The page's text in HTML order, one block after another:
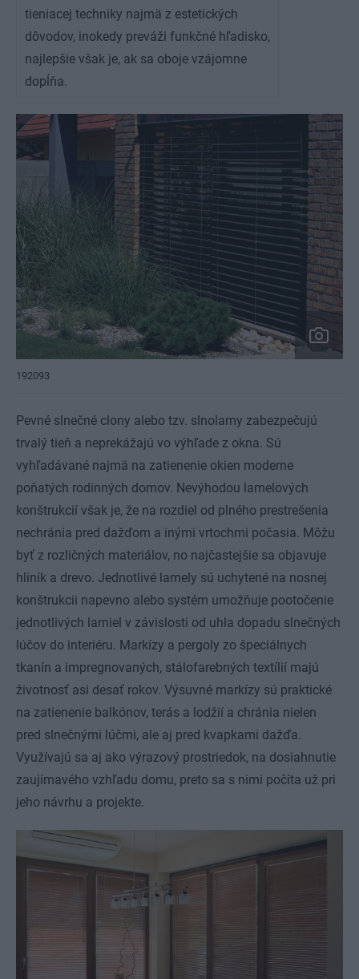
tieniacej techniky najmä z estetických
dôvodov, inokedy preváži funkčné hľadisko,
najlepšie však je, ak sa oboje vzájomne
dopĺňa.
192093
Pevné slnečné clony alebo tzv. slnolamy zabezpečujú
trvalý tieň a neprekážajú vo výhľade z okna. Sú
vyhľadávané najmä na zatienenie okien moderne
poňatých rodinných domov. Nevýhodou lamelových
konštrukcií však je, že na rozdiel od plného prestrešenia
nechránia pred dažďom a inými vrtochmi počasia. Môžu
byť z rozličných materiálov, no najčastejšie sa objavuje
hliník a drevo. Jednotlivé lamely sú uchytené na nosnej
konštrukcii napevno alebo systém umožňuje pootočenie
jednotlivých lamiel v závislosti od uhla dopadu slnečných
lúčov do interiéru. Markízy a pergoly zo špeciálnych
tkanín a impregnovaných, stálofarebných textílií majú
životnosť asi desať rokov. Výsuvné markízy sú praktické
na zatienenie balkónov, terás a lodžií a chránia nielen
pred slnečnými lúčmi, ale aj pred kvapkami dažďa.
Využívajú sa aj ako výrazový prostriedok, na dosiahnutie
zaujímavého vzhľadu domu, preto sa s nimi počíta už pri
jeho návrhu a projekte.